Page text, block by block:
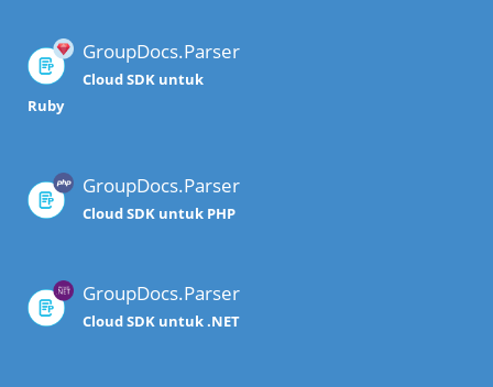
GroupDocs.Parser
Cloud SDK untuk
Ruby
GroupDocs.Parser
Cloud SDK untuk PHP
GroupDocs.Parser
Cloud SDK untuk .NET